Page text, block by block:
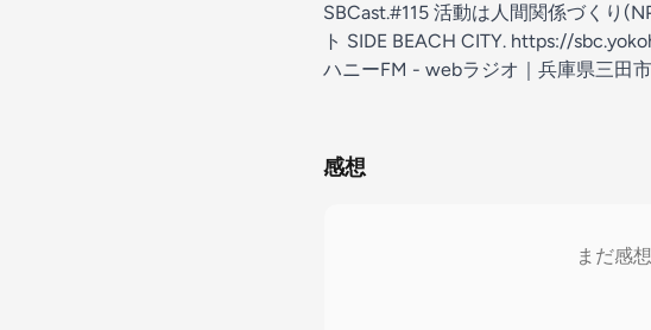
SBCast.#115 活動は人間関係づくり
ト SIDE BEACH CITY. https://
ハニーFM - webラジオ｜兵庫県三田
感想
まだ感